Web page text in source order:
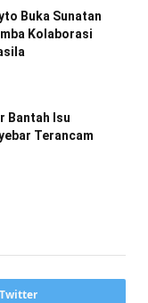
Buka Sunatan
Kolaborasi
Bantah Isu
Terancam
Twitter